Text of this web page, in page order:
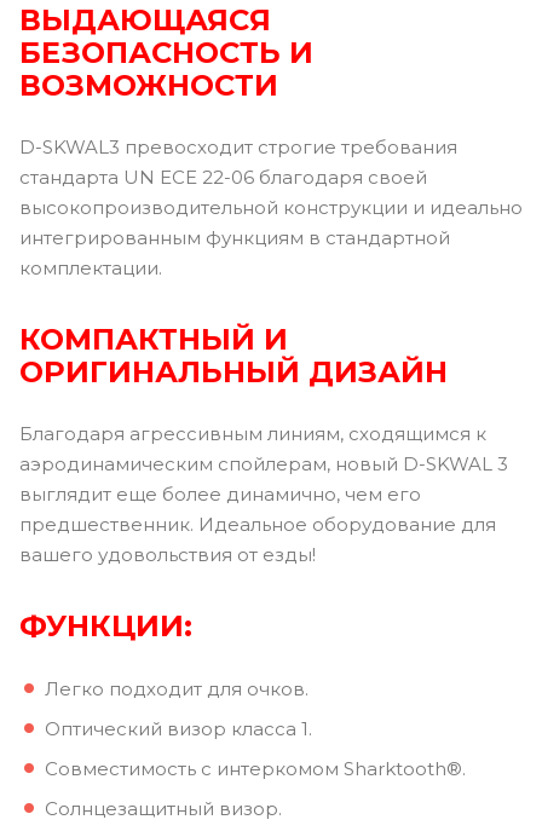
ВЫДАЮЩАЯСЯ
БЕЗОПАСНОСТЬ И
ВОЗМОЖНОСТИ
D-SKWAL3 превосходит строгие требования
стандарта UN ECE 22-06 благодаря своей
высокопроизводительной конструкции и идеально
интегрированным функциям в стандартной
комплектации.
КОМПАКТНЫЙ И
ОРИГИНАЛЬНЫЙ ДИЗАЙН
Благодаря агрессивным линиям, сходящимся к
аэродинамическим спойлерам, новый D-SKWAL 3
выглядит еще более динамично, чем его
предшественник. Идеальное оборудование для
вашего удовольствия от езды!
ФУНКЦИИ:
Легко подходит для очков.
Оптический визор класса 1.
Совместимость с интеркомом Sharktooth®.
Солнцезащитный визор.